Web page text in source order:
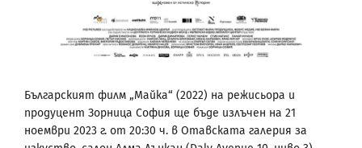
Българският филм „Майка“ (2022) на режисьора и
продуцент Зорница София ще бъде излъчен на 21
ноември 2023 г. от 20:30 ч. в Отавската галерия за